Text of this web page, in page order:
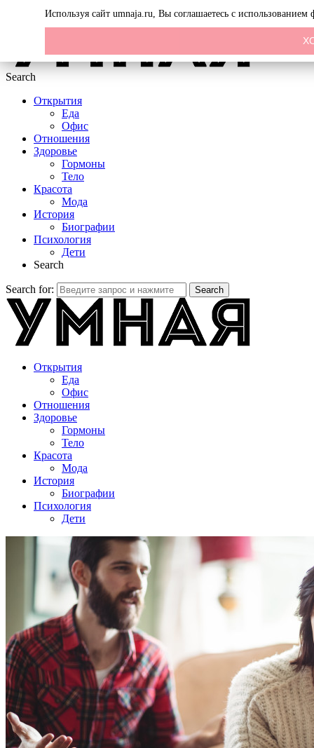
Search
Открытия
Еда
Офис
Отношения
Здоровье
Гормоны
Тело
Красота
Мода
История
Биографии
Психология
Дети
Search
Search for: Search
Открытия
Еда
Офис
Отношения
Здоровье
Гормоны
Тело
Красота
Мода
История
Биографии
Психология
Дети
Используя сайт umnaja.ru, Вы соглашаетесь с использованием